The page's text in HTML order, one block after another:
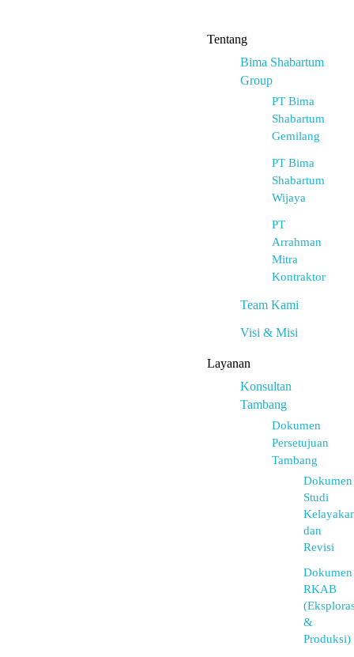
Tentang
Bima Shabartum
Group
PT Bima
Shabartum
Gemilang
PT Bima
Shabartum
Wijaya
PT
Arrahman
Mitra
Kontraktor
Team Kami
Visi & Misi
Layanan
Konsultan
Tambang
Dokumen
Persetujuan
Tambang
Dokumen
Studi
dan
Revisi
Dokumen
RKAB
&
Produksi)